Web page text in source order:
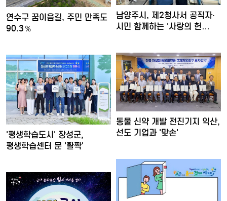
남양주시, 제2청사서 공직자·
시민 함께하는 '사랑의 헌…
연수구 꿈이음길, 주민 만족도
90.3％
동물 신약 개발 전진기지 익산,
선도 기업과 '맞손'
'평생학습도시' 장성군,
평생학습센터 문 '활짝'